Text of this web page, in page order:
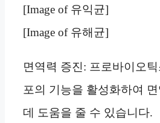
[Image of 유익균]
[Image of 유해균]
면역력 증진: 프로바이오
포의 기능을 활성화하여
데 도움을 줄 수 있습니다.